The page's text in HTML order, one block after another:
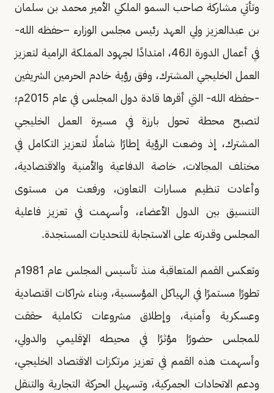
وتأتي مشاركة صاحب السمو الملكي الأمير محمد بن سلمان
بن عبدالعزيز ولي العهد رئيس مجلس الوزارء –حفظه الله-
في أعمال الدورة الـ46، امتدادًا لجهود المملكة الرامية لتعزيز
العمل الخليجي المشترك، وفق رؤية خادم الحرمين الشريفين
-حفظه الله- التي أقرها قادة دول المجلس في عام 2015م؛
لتصبح محطة تحول بارزة في مسيرة العمل الخليجي
المشترك، إذ وضعت الرؤية إطارًا شاملًا لتعزيز التكامل في
مختلف المجالات، خاصة الدفاعية والأمنية والاقتصادية،
وأعادت تنظيم مسارات التعاون، ورفعت من مستوى
التنسيق بين الدول الأعضاء، وأسهمت في تعزيز فاعلية
المجلس وقدرته على الاستجابة للتحديات المستجدة.
وتعكس القمم المتعاقبة منذ تأسيس المجلس عام 1981م
تطورًا مستمرًا في الهياكل المؤسسية، وبناء شراكات اقتصادية
وعسكرية وأمنية، وإطلاق مشروعات تكاملية حققت
للمجلس حضورًا مؤثرًا في محيطه الإقليمي والدولي،
وأسهمت هذه القمم في تعزيز مرتكزات الاقتصاد الخليجي،
ودعم الاتحادات الجمركية، وتسهيل الحركة التجارية والتنقل